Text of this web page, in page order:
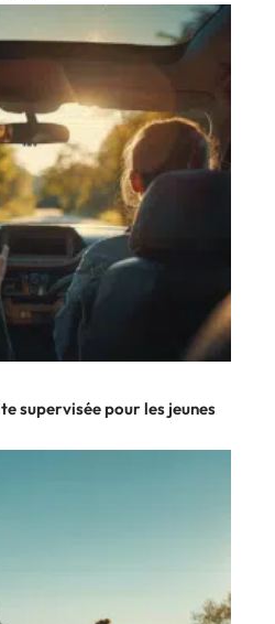
supervisée pour les jeunes